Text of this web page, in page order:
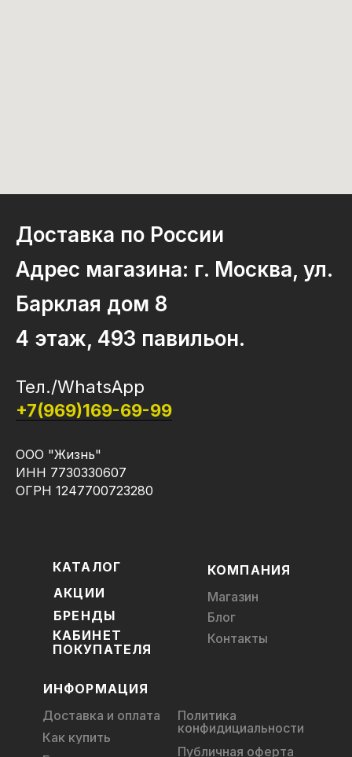
Доставка по России
Адрес магазина: г. Москва, ул.
Барклая дом 8
4 этаж, 493 павильон.
Тел./WhatsApp
+7(969)169-69-99
ООО "Жизнь"
ИНН 7730330607
ОГРН 1247700723280
КАТАЛОГ
КАБИНЕТ
ПОКУПАТЕЛЯ
БРЕНДЫ
АКЦИИ
Магазин
Блог
Контакты
КОМПАНИЯ
ИНФОРМАЦИЯ
Доставка и оплата
Как купить
Политика
конфидициальности
Публичная оферта